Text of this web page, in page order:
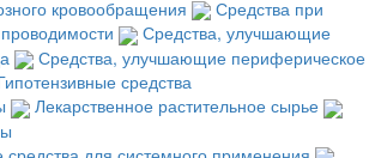
кровообращения
Средства при
Средства, улучшающие
Средства, улучшающие периферическое
средства
Лекарственное растительное сырье